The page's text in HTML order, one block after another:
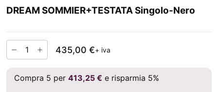
DREAM SOMMIER+TESTATA Singolo-Nero
435,00 €+ iva
Compra 5 per 413,25 € e risparmia 5%